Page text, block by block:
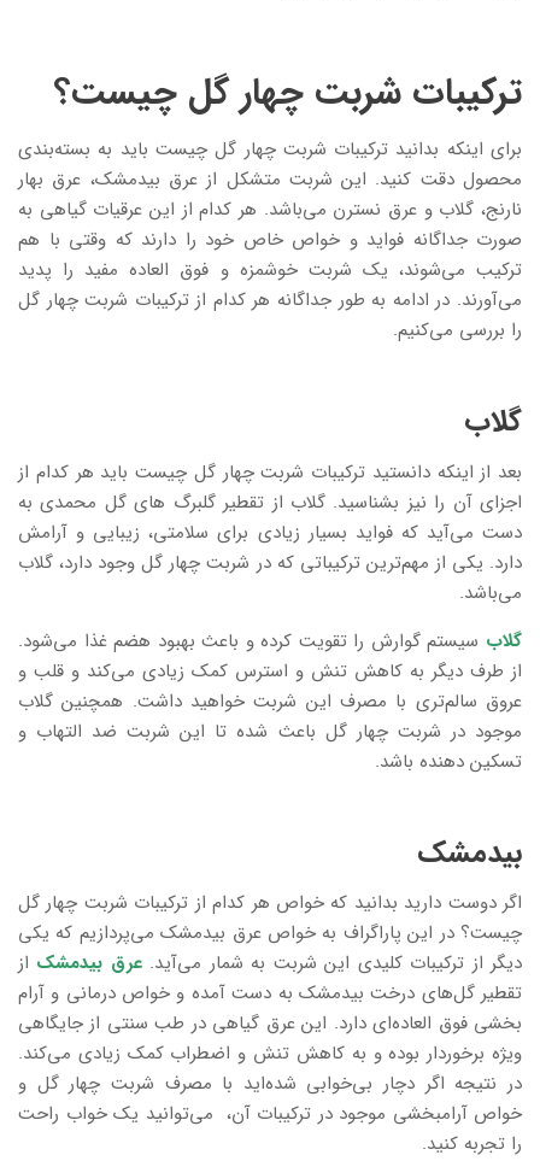
ترکیبات شربت چهار گل چیست؟
برای اینکه بدانید ترکیبات شربت چهار گل چیست باید به بسته‌بندی
محصول دقت کنید. این شربت متشکل از عرق بیدمشک، عرق بهار
نارنج، گلاب و عرق نسترن می‌باشد. هر کدام از این عرقیات گیاهی به
صورت جداگانه فواید و خواص خاص خود را دارند که وقتی با هم
ترکیب می‌شوند، یک شربت خوشمزه و فوق العاده مفید را پدید
می‌آورند. در ادامه به طور جداگانه هر کدام از ترکیبات شربت چهار گل
را بررسی می‌کنیم.
گلاب
بعد از اینکه دانستید ترکیبات شربت چهار گل چیست باید هر کدام از
اجزای آن را نیز بشناسید. گلاب از تقطیر گلبرگ‌ های گل محمدی به
دست می‌آید که فواید بسیار زیادی برای سلامتی، زیبایی و آرامش
دارد. یکی از مهم‌ترین ترکیباتی که در شربت چهار گل وجود دارد، گلاب
می‌باشد.
گلاب سیستم گوارش را تقویت کرده و باعث بهبود هضم غذا می‌شود.
از طرف دیگر به کاهش تنش و استرس کمک زیادی می‌کند و قلب و
عروق سالم‌تری با مصرف این شربت خواهید داشت. همچنین گلاب
موجود در شربت چهار گل باعث شده تا این شربت ضد التهاب و
تسکین دهنده باشد.
بیدمشک
اگر دوست دارید بدانید که خواص هر کدام از ترکیبات شربت چهار گل
چیست؟ در این پاراگراف به خواص عرق بیدمشک می‌پردازیم که یکی
دیگر از ترکیبات کلیدی این شربت به شمار می‌آید.عرق بیدمشک از
تقطیر گل‌های درخت بیدمشک به دست آمده و خواص درمانی و آرام
بخشی فوق العاده‌ای دارد. این عرق گیاهی در طب سنتی از جایگاهی
ویژه برخوردار بوده و به کاهش تنش و اضطراب کمک زیادی می‌کند.
در نتیجه اگر دچار بی‌خوابی شده‌اید با مصرف شربت چهار گل و
خواص آرامبخشی موجود در ترکیبات آن، می‌توانید یک خواب راحت
را تجربه کنید.